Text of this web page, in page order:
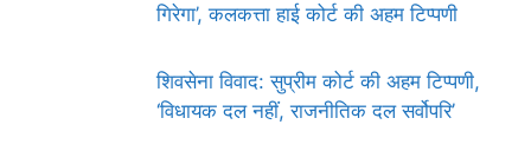
गिरेगा’, कलकत्ता हाई कोर्ट की अहम टिप्पणी
शिवसेना विवाद: सुप्रीम कोर्ट की अहम टिप्पणी,
‘विधायक दल नहीं, राजनीतिक दल सर्वोपरि’